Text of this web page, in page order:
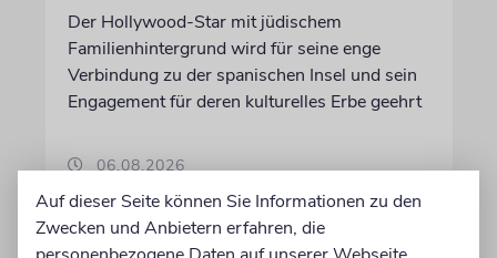
Der Hollywood-Star mit jüdischem
Familienhintergrund wird für seine enge
Verbindung zu der spanischen Insel und sein
Engagement für deren kulturelles Erbe geehrt
06.08.2026
Auf dieser Seite können Sie Informationen zu den
Zwecken und Anbietern erfahren, die